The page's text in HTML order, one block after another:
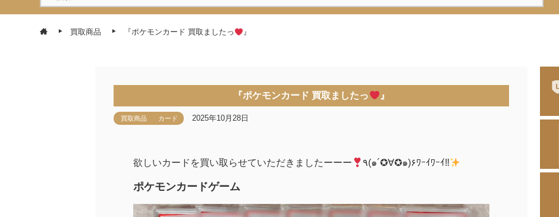
買取商品 『ポケモンカード 買取ましたっ 』
『ポケモンカード 買取ましたっ 』
買取商品 カード 2025年10月28日
欲しいカードを買い取らせていただきましたーーー ٩(๑´✪∀✪๑)۶ﾜｰｲﾜｰｲ‼
ポケモンカードゲーム